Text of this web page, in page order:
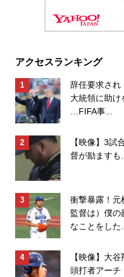
アクセスランキング
辞任要求され
大統領に助け
…FIFA事...
【映像】3試
督が励ますも…
衝撃暴露！元
監督は）僕の
なことをした...
【映像】大
頭打者アーチ